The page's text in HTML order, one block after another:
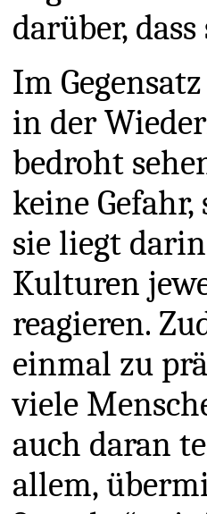
darüber,
Im
in der
bedroht
keine
sie liegt
Kulturen
reagieren.
einmal zu
viele
auch daran
allem,